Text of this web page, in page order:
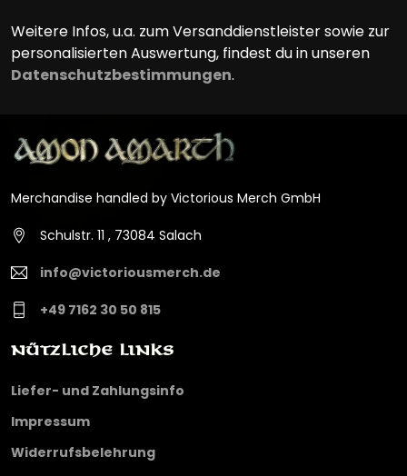
Weitere Infos, u.a. zum Versanddienstleister sowie zur
personalisierten Auswertung, findest du in unseren
Datenschutzbestimmungen.
Merchandise handled by Victorious Merch GmbH
Schulstr. 11 , 73084 Salach
info@victoriousmerch.de
+49 7162 30 50 815
Nützliche Links
Liefer- und Zahlungsinfo
Impressum
Widerrufsbelehrung